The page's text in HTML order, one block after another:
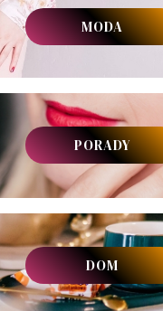
MODA
PORADY
DOM